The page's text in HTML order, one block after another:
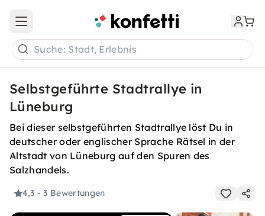
Open main menu
Suche: Stadt, Erlebnis
Selbstgeführte Stadtrallye in
Lüneburg
Bei dieser selbstgeführten Stadtrallye löst Du in
deutscher oder englischer Sprache Rätsel in der
Altstadt von Lüneburg auf den Spuren des
Salzhandels.
4,3 - 3 Bewertungen